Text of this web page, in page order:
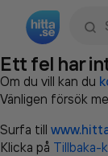
Ett fel har
Om du vill kan du
Vänligen försök
Surfa till
Klicka på Tillbaka-